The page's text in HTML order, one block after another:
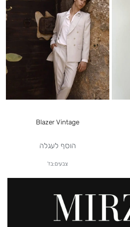
Blazer Vintage
הוסף לעגלה
צבעים:בז'